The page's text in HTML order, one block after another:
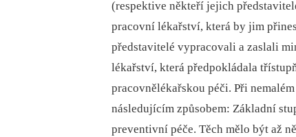
(respektive někteří jejich
pracovní lékařství, která by jim
představitelé vypracovali a zaslali
lékařství, která předpokládala
pracovnělékařskou péči. Při
následujícím způsobem: Základní
preventivní péče. Těch mělo být až